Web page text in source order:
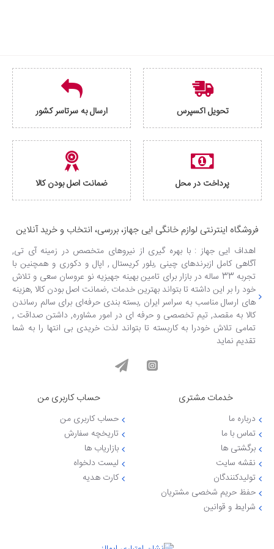
تحویل اکسپرس ارسال به سرتاسر کشور
پرداخت در محل ضمانت اصل بودن کالا
فروشگاه اینترنتی لوازم خانگی ایی جهاز، بررسی، انتخاب و خرید آنلاین
اهداف ایی جهاز : با بهره گیری از نیروهای متخصص در زمینه آی تی,
آگاهی کامل ازبرندهای چینی ,بلور کریستال , اپال و دکوری و همچنین با
تجربه 33 ساله در بازار برای تامین بهینه جهیزیه نو عروسان سعی و تلاش
خود را بر این داشته تا بتواند بهترین خدمات ,ضمانت اصل بودن کالا ,هزینه
های ارسال مناسب به سراسر ایران ,بسته بندی حرفه‌ای برای سالم رساندن
کالا به مقصد, تیم تخصصی و حرفه ای در امور مشاوره, داشتن صداقت ,
تمامی تلاش خودرا به کاربسته تا بتواند لذت خریدی بی انتها را به شما
تقدیم نماید
خدمات مشتری
درباره ما
تماس با ما
برگشتی ها
نقشه سایت
تولیدکنندگان
حفظ حریم شخصی مشتریان
شرایط و قوانین
حساب کاربری من
حساب کاربری من
تاریخچه سفارش
بازاریاب ها
لیست دلخواه
کارت هدیه